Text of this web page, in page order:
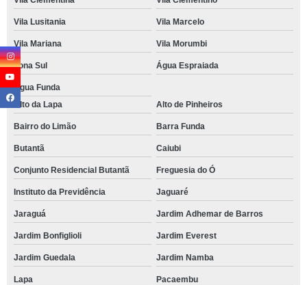
Vila Lusitania Vila Marcelo
Vila Mariana Vila Morumbi
Zona Sul Água Espraiada
Água Funda
Alto da Lapa
Alto de Pinheiros
Bairro do Limão Barra Funda
Butantã Caiubi
Conjunto Residencial Butantã Freguesia do Ó
Instituto da Previdência Jaguaré
Jaraguá Jardim Adhemar de Barros
Jardim Bonfiglioli Jardim Everest
Jardim Guedala Jardim Namba
Lapa Pacaembu